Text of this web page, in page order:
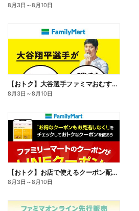
8月3日 ～8月10日
【おトク】大谷選手ファミマおむすび割
8月3日 ～8月10日
【おトク】お店で使えるクーポン配信中
8月3日 ～8月10日